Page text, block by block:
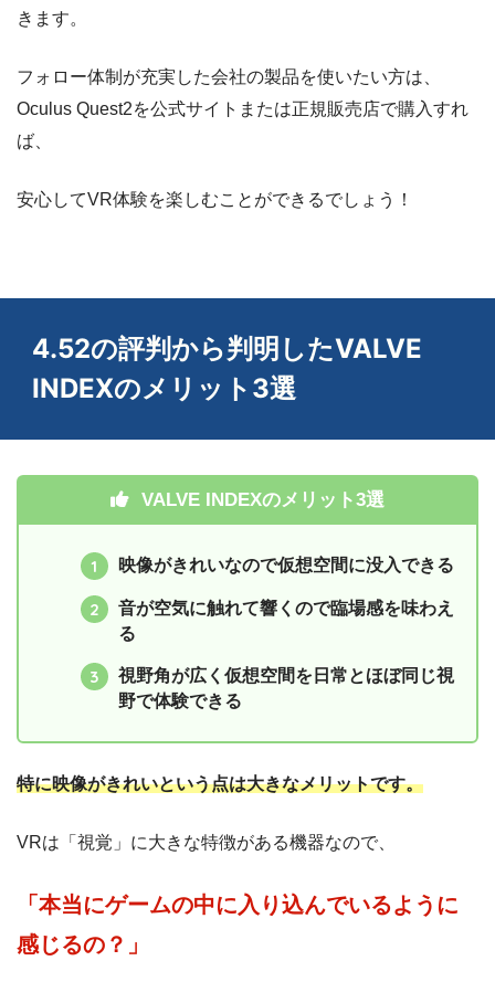
きます。
フォロー体制が充実した会社の製品を使いたい方は、
Oculus Quest2を公式サイトまたは正規販売店で購入すれ
ば、
安心してVR体験を楽しむことができるでしょう！
4.52の評判から判明したVALVE
INDEXのメリット3選
VALVE INDEXのメリット3選
映像がきれいなので仮想空間に没入できる
音が空気に触れて響くので臨場感を味わえ
る
視野角が広く仮想空間を日常とほぼ同じ視
野で体験できる
特に映像がきれいという点は大きなメリットです。
VRは「視覚」に大きな特徴がある機器なので、
「本当にゲームの中に入り込んでいるように
感じるの？」